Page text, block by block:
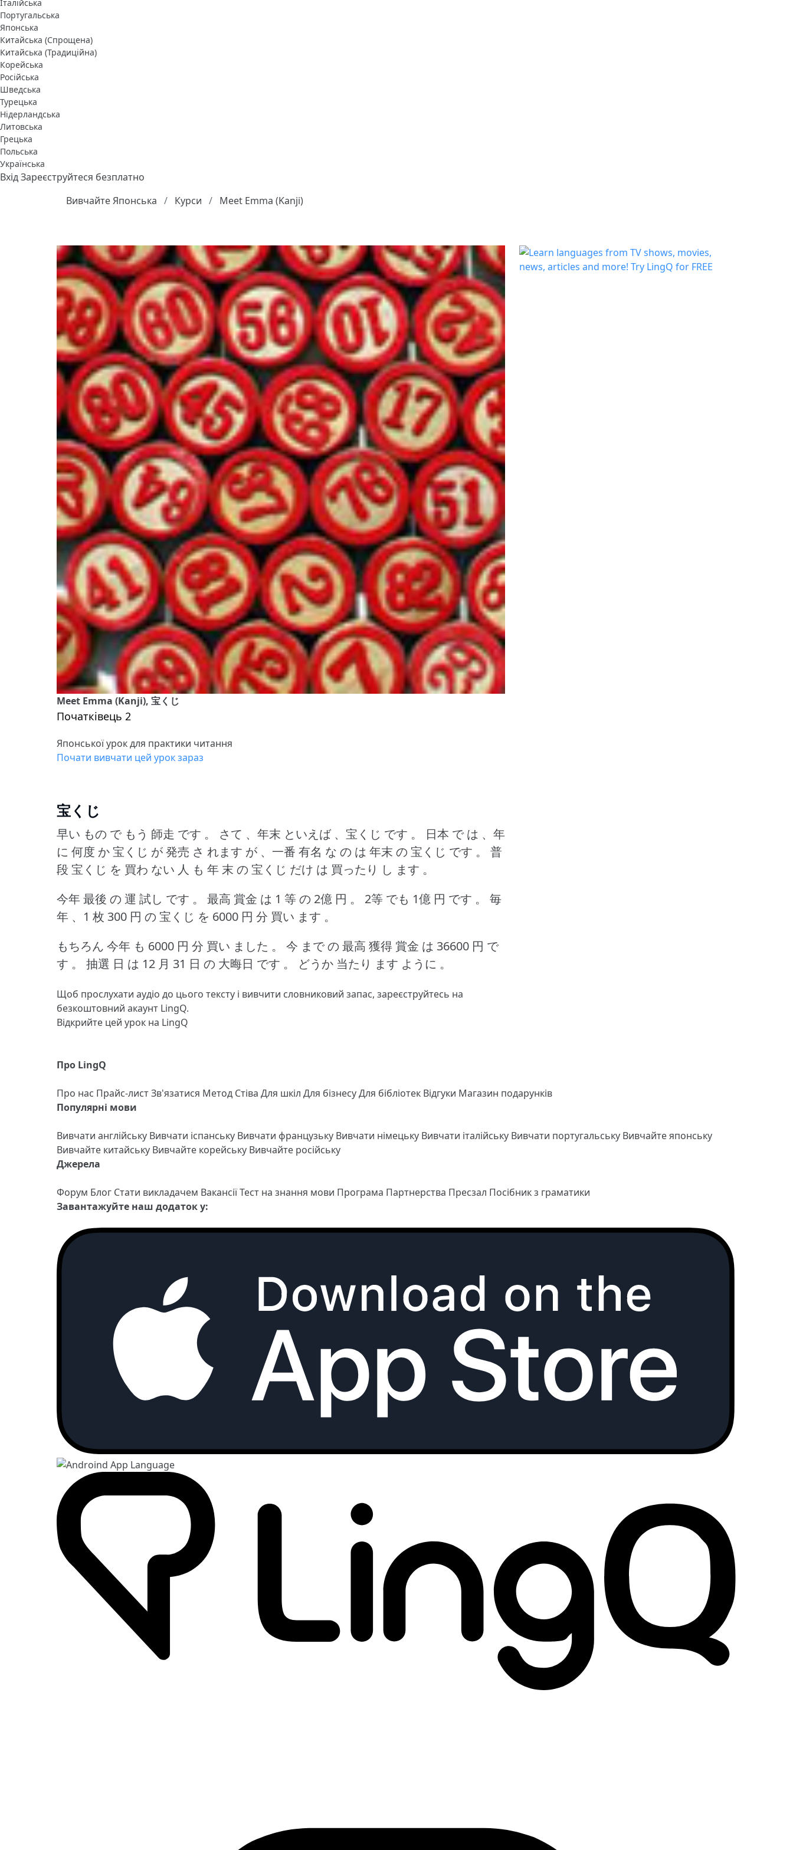
Італійська
Португальська
Японська
Китайська (Спрощена)
Китайська (Традиційна)
Корейська
Російська
Шведська
Турецька
Нідерландська
Литовська
Грецька
Польська
Українська
ВхідЗареєструйтеся безплатно
Вивчайте Японська
Курси Meet Emma (Kanji)
Meet Emma (Kanji), 宝くじ
Початківець 2
Японської урок для практики читання
Почати вивчати цей урок зараз
宝くじ
早い もの で もう 師走 です 。 さて 、年末 といえば 、宝くじ です 。
日本 で は 、年
に 何度 か 宝くじ が 発売 さ れます が 、一番 有名 な の は 年末 の 宝くじ です 。
普
段 宝くじ を 買わ ない 人 も 年 末 の 宝くじ だけ は 買ったり し ます 。
今年 最後 の 運 試し です 。
最高 賞金 は 1 等 の 2億 円 。 2等 でも 1億 円 です 。
毎
年 、1 枚 300 円 の 宝くじ を 6000 円 分 買い ます 。
もちろん 今年 も 6000 円 分 買い ました 。
今 まで の 最高 獲得 賞金 は 36600 円 で
す 。
抽選 日 は 12 月 31 日 の 大晦日 です 。 どうか 当たり ます ように 。
Щоб прослухати аудіо до цього тексту і вивчити словниковий запас, зареєструйтесь на
безкоштовний акаунт LingQ.
Відкрийте цей урок на LingQ
Про LingQ
Про нас Прайс-листЗв'язатися Метод Стіва Для шкіл Для бізнесуДля бібліотек Відгуки Магазин подарунків
Популярні мови
Вивчати англійську Вивчати іспанську Вивчати французьку Вивчати німецьку Вивчати італійську Вивчати португальську Вивчайте японську
Вивчайте китайську Вивчайте корейську Вивчайте російську
Джерела
Форум Блог Стати викладачем ВакансіїТест на знання мови Програма Партнерства Пресзал Посібник з граматики
Завантажуйте наш додаток у: